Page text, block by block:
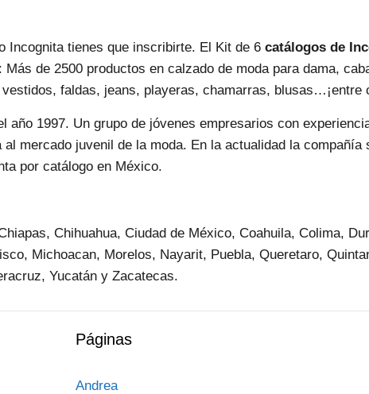
Incognita tienes que inscribirte. El Kit de 6 catálogos de
de 2500 productos en calzado de moda para dama,
faldas, jeans, playeras, chamarras, blusas…¡entre
año 1997. Un grupo de jóvenes empresarios con
mercado juvenil de la moda. En la actualidad la compañía
por catálogo en México.
Chihuahua, Ciudad de México, Coahuila, Colima,
Michoacan, Morelos, Nayarit, Puebla, Queretaro,
Yucatán y Zacatecas.
Páginas
Andrea